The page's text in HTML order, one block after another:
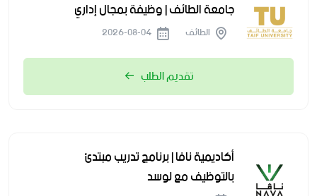
جامعة الطائف | وظيفة بمجال إداري
الطائف
تقديم الطلب
أكاديمية نافا | برنامج تدريب مبتدئ
بالتوظيف مع لوسد